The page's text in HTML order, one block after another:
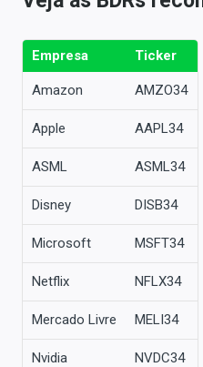
Empresa Ticker
Amazon AMZO34
Apple AAPL34
ASML ASML34
Disney DISB34
Microsoft MSFT34
Netflix NFLX34
Mercado Livre MELI34
Nvidia NVDC34